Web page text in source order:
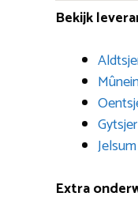
Bekijk
Jelsum
Extra